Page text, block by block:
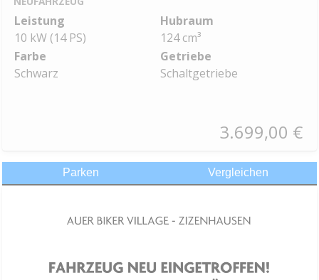
Leistung
10 kW (14 PS)
Hubraum
124 cm³
Farbe
Schwarz
Getriebe
Schaltgetriebe
3.699,00 €
Parken Vergleichen